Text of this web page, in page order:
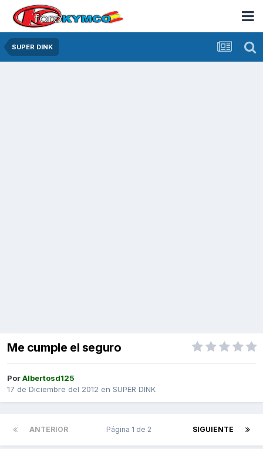
SUPER DINK
Me cumple el seguro
PorAlbertosd125
17 de Diciembre del 2012 en SUPER DINK
ANTERIOR SIGUIENTE
Página 1 de 2